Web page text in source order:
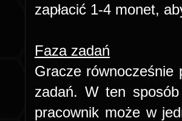
zapłacić 1-4 monet,
Faza zadań
Gracze równocześnie
zadań. W ten
pracownik może w